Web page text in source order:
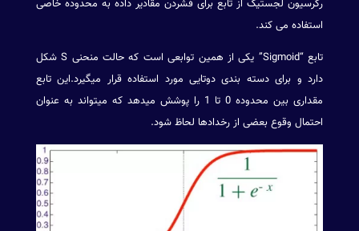
رگرسیون لجستیک از تابع برای فشردن مقادیر داده به محدوده خاصی
استفاده می کند.
تابع “Sigmoid” یکی از همین توابعی است که حالت منحنی S شکل
دارد و برای دسته بندی دوتایی مورد استفاده قرار میگیرد.این تابع
مقداری بین محدوده 0 تا 1 را پوشش میدهد که میتواند به عنوان
احتمال وقوع بعضی از رخدادها لحاظ شود.